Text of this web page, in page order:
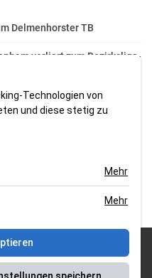
Delmenhorster TB
verliert zum Bezirksliga-
vom Wochenende
C-Jugend macht sich bereit
Torwarttrainer in die
Rights Reserved.
Technologien von
und diese stetig zu
Mehr
Mehr